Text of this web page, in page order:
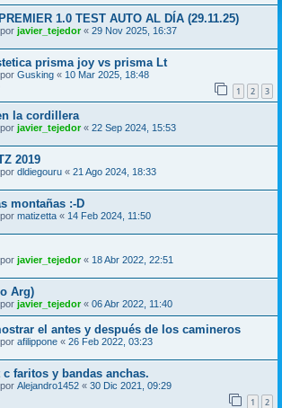
1.0 TEST AUTO AL DÍA (29.11.25)
javier_tejedor« 29 Nov 2025, 16:37
prisma joy vs prisma Lt
Gusking « 10 Mar 2025, 18:48
1 2 3
la cordillera
javier_tejedor« 22 Sep 2024, 15:53
2019
dldiegouru « 21 Ago 2024, 18:33
montañas :-D
matizetta « 14 Feb 2024, 11:50
javier_tejedor« 18 Abr 2022, 22:51
Arg)
javier_tejedor« 06 Abr 2022, 11:40
el antes y después de los camineros
afilippone « 26 Feb 2022, 03:23
faritos y bandas anchas.
Alejandro1452 « 30 Dic 2021, 09:29
1 2